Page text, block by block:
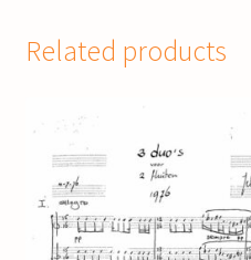
Related products